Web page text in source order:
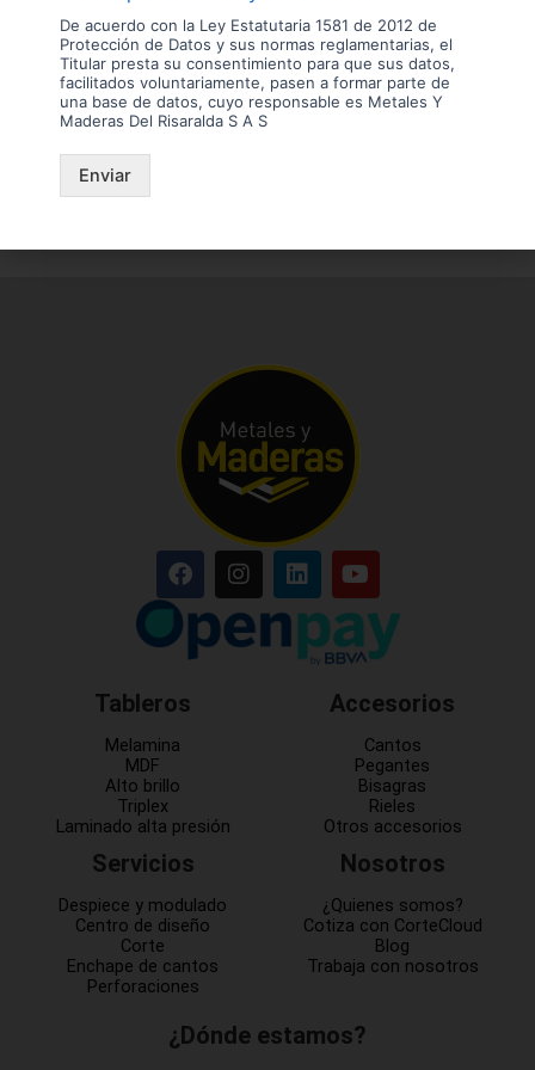
Marcas
Tableros
Melamina
MDF
Alto brillo
Triplex
Laminado alta presión
Servicios
Despiece y modulado
Centro de diseño
Corte
Enchape de cantos
Perforaciones
Accesorios
Cantos
Pegantes
Bisagras
Rieles
Otros accesorios
Nosotros
¿Quienes somos?
Cotiza con CorteCloud
Blog
Trabaja con nosotros
¿Dónde estamos?
De acuerdo con la Ley Estatutaria 1581 de 2012 de
Protección de Datos y sus normas reglamentarias, el
Titular presta su consentimiento para que sus datos,
facilitados voluntariamente, pasen a formar parte de
una base de datos, cuyo responsable es Metales Y
Maderas Del Risaralda S A S
Enviar